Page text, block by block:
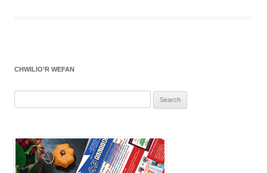
CHWILIO’R WEFAN